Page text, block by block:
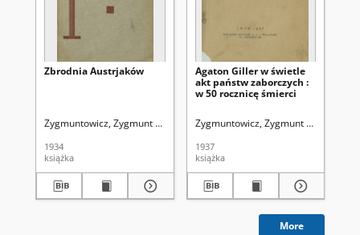
Zbrodnia Austrjaków
Zygmuntowicz, Zygmunt (1881-1942)
1934
książka
Agaton Giller w świetle
akt państw zaborczych :
w 50 rocznicę śmierci
Zygmuntowicz, Zygmunt (1881-1942)
1937
książka
More